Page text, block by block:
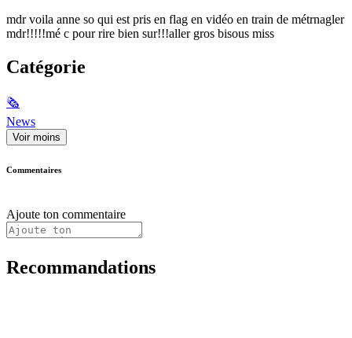
mdr voila anne so qui est pris en flag en vidéo en train de métrnagler
mdr!!!!!mé c pour rire bien sur!!!aller gros bisous miss
Catégorie
🗞
News
Voir moins
Commentaires
Ajoute ton commentaire
Recommandations